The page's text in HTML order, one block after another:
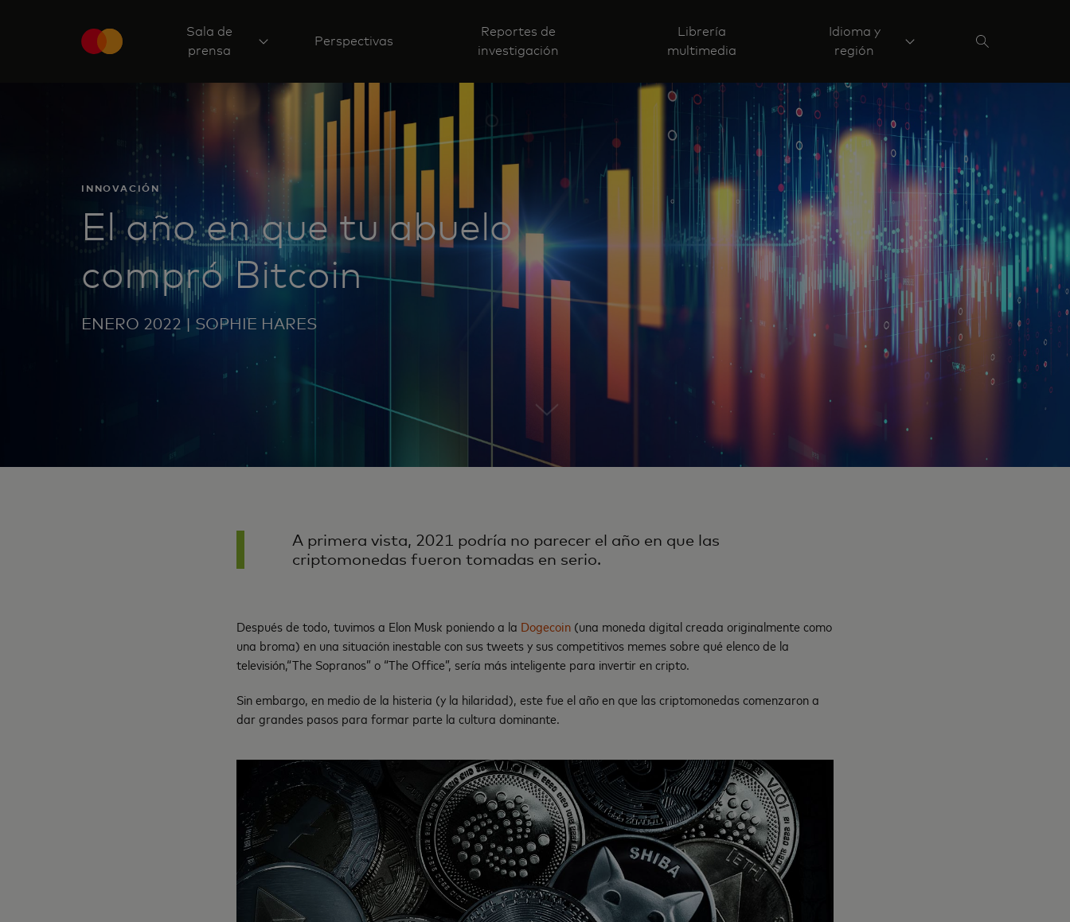
Sala de
prensa
Perspectivas
Reportes de
investigación
Librería
multimedia
Idioma y
región
INNOVACIÓN
El año en que tu abuelo
compró Bitcoin
ENERO 2022 | SOPHIE HARES
A primera vista, 2021 podría no parecer el año en que las
criptomonedas fueron tomadas en serio.
Después de todo, tuvimos a Elon Musk poniendo a la Dogecoin (una moneda digital creada originalmente como
una broma) en una situación inestable con sus tweets y sus competitivos memes sobre qué elenco de la
televisión,“The Sopranos” o “The Office”, sería más inteligente para invertir en cripto.
Sin embargo, en medio de la histeria (y la hilaridad), este fue el año en que las criptomonedas comenzaron a
dar grandes pasos para formar parte la cultura dominante.